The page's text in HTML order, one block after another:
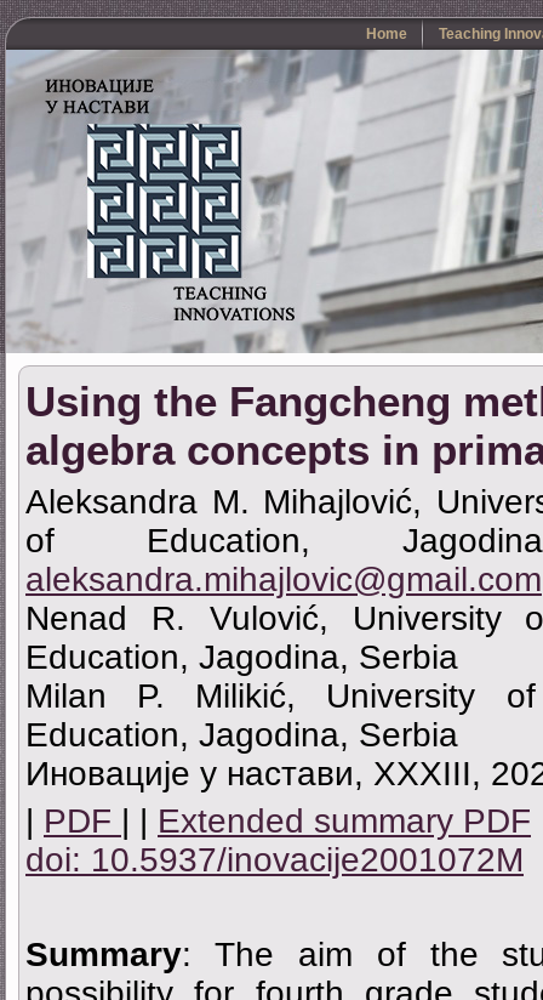
Home Teaching
Using the Fangcheng
algebra concepts in
Aleksandra M. Mihajlović,
of Education,
aleksandra.mihajlovic@gmail.com
Nenad R. Vulović, University
Education, Jagodina, Serbia
Milan P. Milikić, University
Education, Jagodina, Serbia
Иновације у настави, XXXIII,
PDF Extended summary PDF
doi: 10.5937/inovacije2001072M
Summary: The aim of the